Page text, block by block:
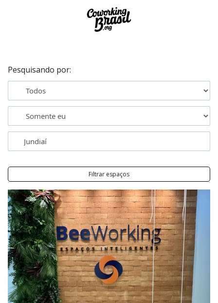
Pesquisando por:
Filtrar espaços